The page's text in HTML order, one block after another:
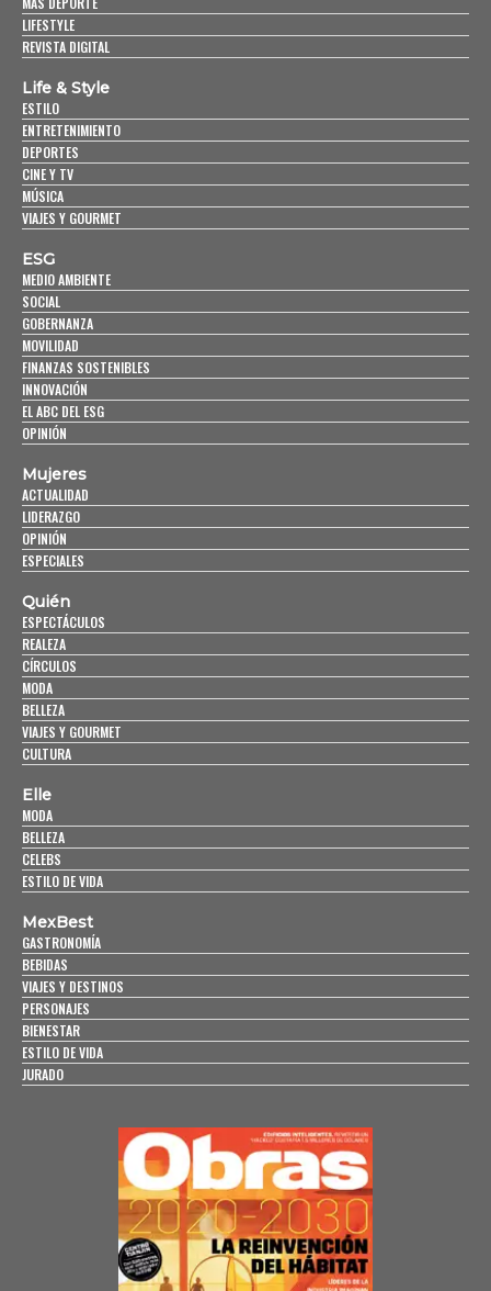
LIFESTYLE
REVISTA DIGITAL
Life & Style
ESTILO
ENTRETENIMIENTO
DEPORTES
CINE Y TV
MÚSICA
VIAJES Y GOURMET
ESG
MEDIO AMBIENTE
SOCIAL
GOBERNANZA
MOVILIDAD
FINANZAS SOSTENIBLES
INNOVACIÓN
EL ABC DEL ESG
OPINIÓN
Mujeres
ACTUALIDAD
LIDERAZGO
OPINIÓN
ESPECIALES
Quién
ESPECTÁCULOS
REALEZA
CÍRCULOS
MODA
BELLEZA
VIAJES Y GOURMET
CULTURA
Elle
MODA
BELLEZA
CELEBS
ESTILO DE VIDA
MexBest
GASTRONOMÍA
BEBIDAS
VIAJES Y DESTINOS
PERSONAJES
BIENESTAR
ESTILO DE VIDA
JURADO